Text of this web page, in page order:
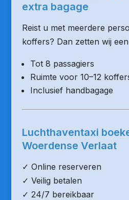
extra bagage
Reist u met meerdere
koffers? Dan zetten wij
Tot 8 passagiers
Ruimte voor 10–12
Inclusief handbagage
Luchthaventaxi
Woerdense Verlaat
✓ Online reserveren
✓ Veilig betalen
✓ 24/7 bereikbaar